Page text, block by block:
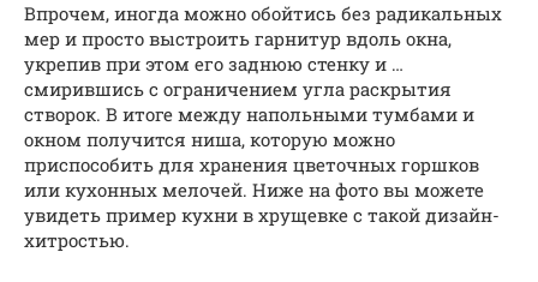
Впрочем, иногда можно обойтись без радикальных
мер и просто выстроить гарнитур вдоль окна,
укрепив при этом его заднюю стенку и …
смирившись с ограничением угла раскрытия
створок. В итоге между напольными тумбами и
окном получится ниша, которую можно
приспособить для хранения цветочных горшков
или кухонных мелочей. Ниже на фото вы можете
увидеть пример кухни в хрущевке с такой дизайн-
хитростью.